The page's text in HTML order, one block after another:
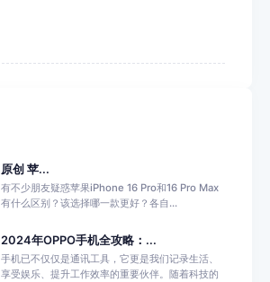
原创 苹...
有不少朋友疑惑苹果iPhone 16 Pro和16 Pro Max
有什么区别？该选择哪一款更好？各自...
2024年OPPO手机全攻略：...
手机已不仅仅是通讯工具，它更是我们记录生活、
享受娱乐、提升工作效率的重要伙伴。随着科技的